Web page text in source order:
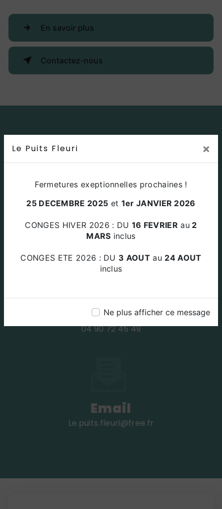
Le Puits Fleuri ×
Fermetures exeptionnelles prochaines !
25 DECEMBRE 2025 et 1er JANVIER 2026
CONGES HIVER 2026 : DU 16 FEVRIER au 2
MARS inclus
CONGES ETE 2026 : DU 3 AOUT au 24 AOUT
inclus
Ne plus afficher ce message
En savoir plus
Contactez-nous
Adresse
Za Le Plan Des Amandiers 84220
BEAUMETTES
Téléphone
04 90 72 45 49
Email
le.puits.fleuri@free.fr